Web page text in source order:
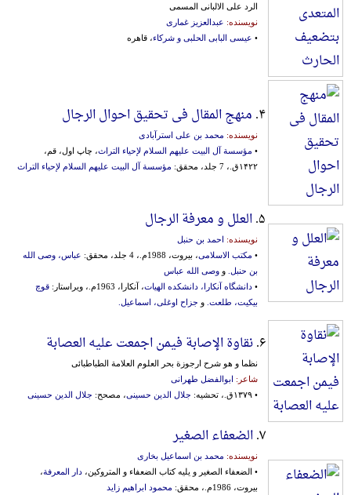
الرد علی الالبانی المسمی
نویسنده: عبدالعزیز غماری
• عیسی البابی الحلبی و شرکاء، قاهره
۴. منهج المقال فی تحقیق احوال الرجال
نویسنده: محمد بن علی استرآبادی
• مؤسسة آل البیت علیهم السلام لإحیاء التراث، چاپ اول، قم،
۱۴۲۲ق.، 7 جلد، محقق:
مؤسسة آل البیت علیهم السلام لإحیاء التراث
۵. العلل و معرفة الرجال
نویسنده: احمد بن حنبل
• مکتب الاسلامی، بیروت، 1988م.، 4 جلد، محقق:
عباس، وصی الله
بن حنبل. و وصی الله عباس
• دانشگاه آنکارا، دانشکده الهیات، آنکارا، 1963م.، ویراستار:
قوچ
بیکیت، طلعت. و جزاح اوغلی، اسماعیل.
۶. نقاوة الإصابة فیمن اجمعت علیه العصابة
نظما و هو شرح ارجوزة بحر العلوم العلامة الطباطبائی
شاعر: ابوالفضل طهرانی
• ۱۳۷۹ق.، تحشیه:
جلال الدین حسینی، مصحح: جلال الدین حسینی
۷. الضعفاء الصغیر
نویسنده: محمد بن اسماعیل بخاری
• الضعفاء الصغیر و یلیه کتاب الضعفاء و المتروکین، دار المعرفة،
بیروت، 1986م.، محقق:
محمود ابراهیم زاید